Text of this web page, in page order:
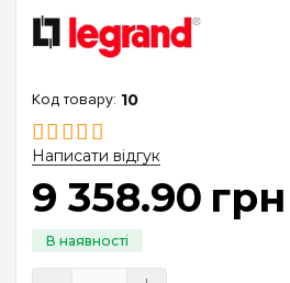
10
Написати відгук
9 358.90 грн